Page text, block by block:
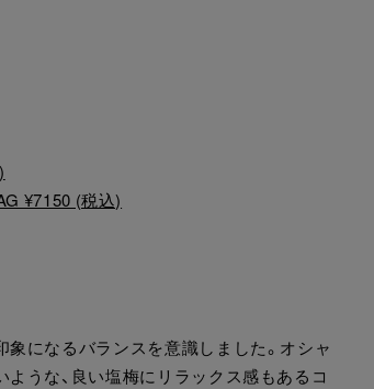
¥7150 (税込)
になるバランスを意識しました。オシャ
うな、良い塩梅にリラックス感もあるコ